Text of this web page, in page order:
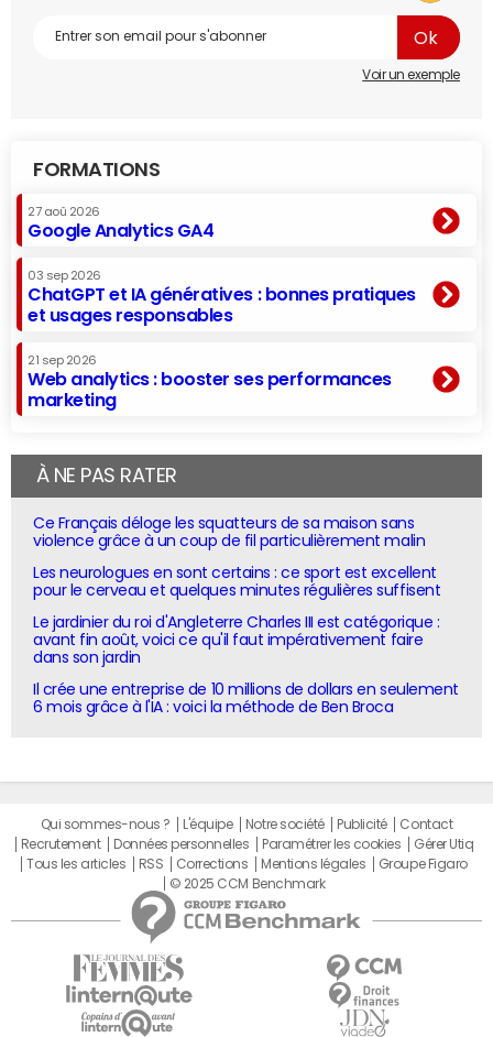
Voir un exemple
FORMATIONS
27 aoû 2026
Google Analytics GA4
03 sep 2026
ChatGPT et IA génératives : bonnes pratiques
et usages responsables
21 sep 2026
Web analytics : booster ses performances
marketing
À NE PAS RATER
Ce Français déloge les squatteurs de sa maison sans
violence grâce à un coup de fil particulièrement malin
Les neurologues en sont certains : ce sport est excellent
pour le cerveau et quelques minutes régulières suffisent
Le jardinier du roi d'Angleterre Charles III est catégorique :
avant fin août, voici ce qu'il faut impérativement faire
dans son jardin
Il crée une entreprise de 10 millions de dollars en seulement
6 mois grâce à l'IA : voici la méthode de Ben Broca
Qui sommes-nous ? L'équipe Notre société Publicité
Contact
Recrutement
Données personnelles Paramétrer les cookies
Gérer Utiq
Tous les articles
RSS Corrections Mentions légales
Groupe Figaro
© 2025 CCM Benchmark